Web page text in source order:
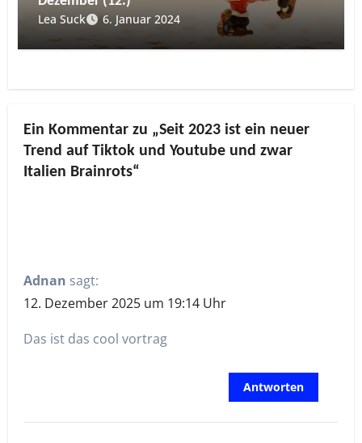
Lea Suck
6. Januar 2024
Ein Kommentar zu „Seit 2023 ist ein neuer
Trend auf Tiktok und Youtube und zwar
Italien Brainrots“
Adnan sagt:
12. Dezember 2025 um 19:14 Uhr
Das ist das cool vortrag
Antworten